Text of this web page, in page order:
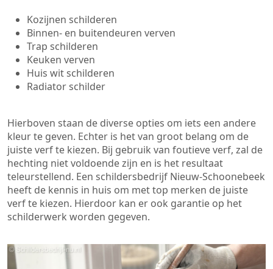
Kozijnen schilderen
Binnen- en buitendeuren verven
Trap schilderen
Keuken verven
Huis wit schilderen
Radiator schilder
Hierboven staan de diverse opties om iets een andere
kleur te geven. Echter is het van groot belang om de
juiste verf te kiezen. Bij gebruik van foutieve verf, zal de
hechting niet voldoende zijn en is het resultaat
teleurstellend. Een schildersbedrijf Nieuw-Schoonebeek
heeft de kennis in huis om met top merken de juiste
verf te kiezen. Hierdoor kan er ook garantie op het
schilderwerk worden gegeven.